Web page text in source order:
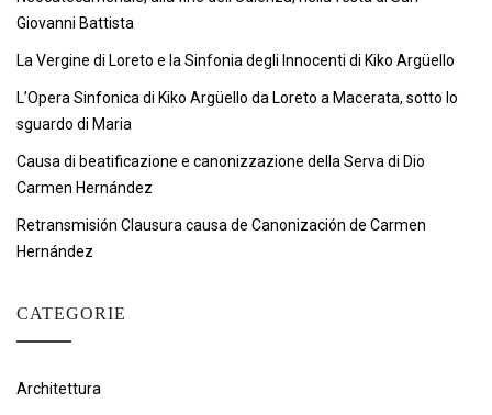
Giovanni Battista
La Vergine di Loreto e la Sinfonia degli Innocenti di Kiko Argüello
L’Opera Sinfonica di Kiko Argüello da Loreto a Macerata, sotto lo
sguardo di Maria
Causa di beatificazione e canonizzazione della Serva di Dio
Carmen Hernández
Retransmisión Clausura causa de Canonización de Carmen
Hernández
CATEGORIE
Architettura